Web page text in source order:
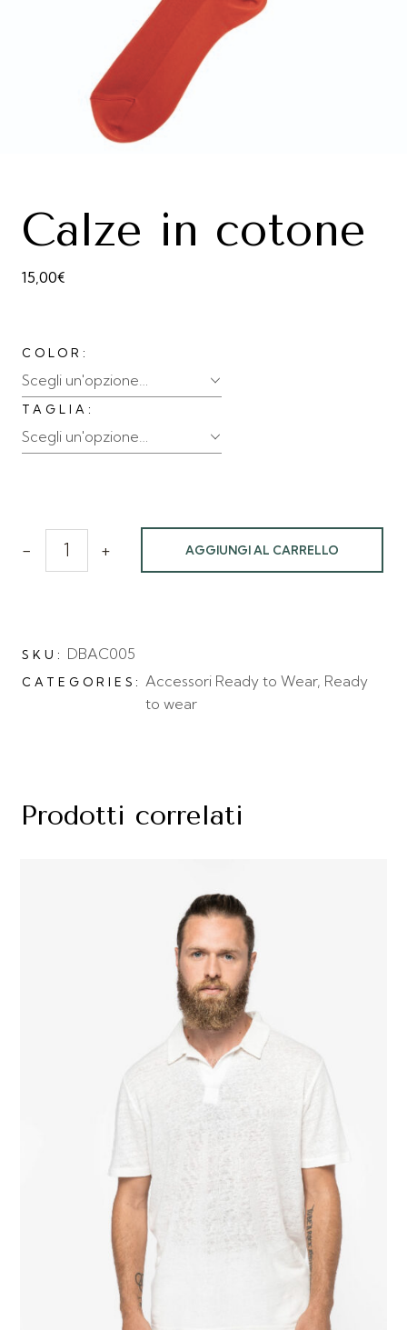
Calze in cotone
15,00€
COLOR
Scegli un'opzione…
TAGLIA
Scegli un'opzione…
- + AGGIUNGI AL CARRELLO
SKU: DBAC005
CATEGORIES: Accessori Ready to Wear, Ready
to wear
Prodotti correlati